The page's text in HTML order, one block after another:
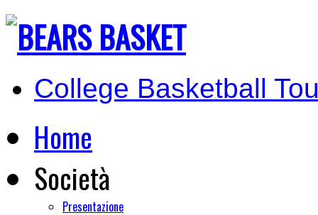
College Basketball
Home
Società
Presentazione